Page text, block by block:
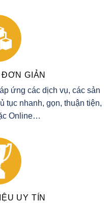
GIẢN
ứng các dịch vụ, các sản
tục nhanh, gọn, thuận tiện,
Online…
UY TÍN